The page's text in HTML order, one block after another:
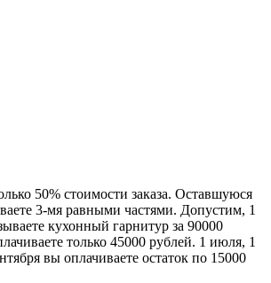
50% стоимости заказа. Оставшуюся
3-мя равными частями. Допустим, 1
кухонный гарнитур за 90000
только 45000 рублей. 1 июля, 1
вы оплачиваете остаток по 15000